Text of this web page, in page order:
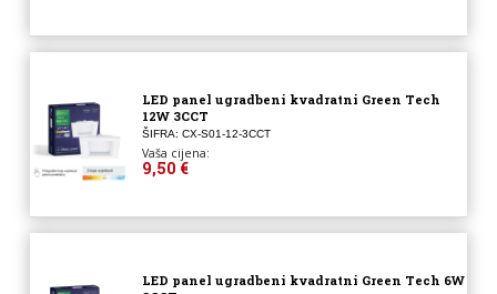
LED panel ugradbeni kvadratni Green Tech
12W 3CCT
ŠIFRA: CX-S01-12-3CCT
Vaša cijena:
9,50 €
LED panel ugradbeni kvadratni Green Tech 6W